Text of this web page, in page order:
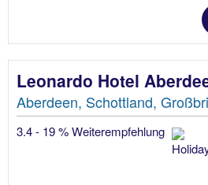
Leonardo Hotel
Aberdeen, Schottland,
3.4 - 19 % Weiterempfehlung